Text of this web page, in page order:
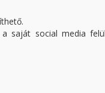
saját social media